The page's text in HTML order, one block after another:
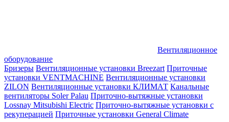
Вентиляционное
оборудование
Бризеры Вентиляционные установки Breezart Приточные
установки VENTMACHINE Вентиляционные установки
ZILON Вентиляционные установки КЛИМАТ Канальные
вентиляторы Soler Palau Приточно-вытяжные установки
Lossnay Mitsubishi Electric Приточно-вытяжные установки с
рекуперацией Приточные установки General Climate